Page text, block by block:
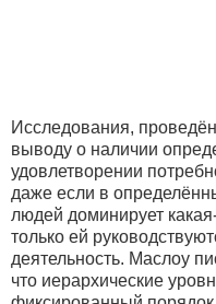
Исследования,
выводу о наличии
удовлетворении
даже если в
людей доминирует
только ей
деятельность. Маслоу
что иерархические